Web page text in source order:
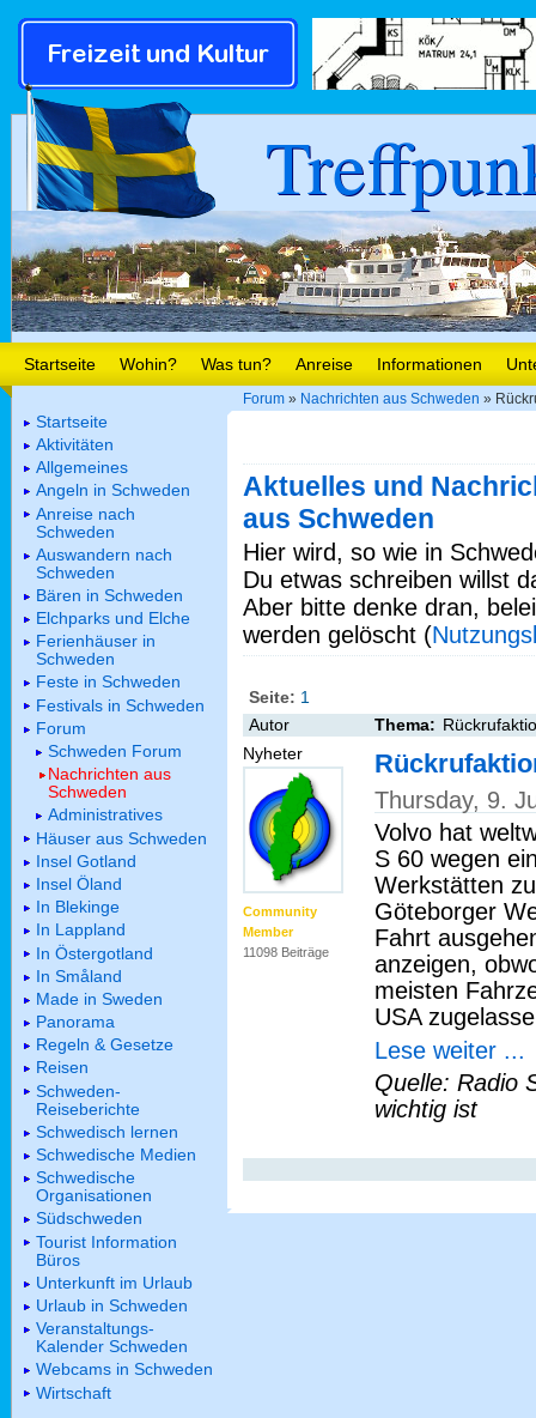
Startseite Wohin? Was tun? Anreise Informationen
Forum » Nachrichten aus Schweden »
Aktuelles und
aus Schweden
Hier wird, so wie in
Du etwas schreiben willst
Aber bitte denke dran,
werden gelöscht (
Seite: 1
Autor
Thema:
Nyheter
Community
Member
11098 Beiträge
Thursday, 9.
Volvo hat
S 60 wegen
Werkstätten
Göteborger
Fahrt
anzeigen,
meisten
USA
Lese weiter ...
Quelle: Radio
wichtig ist
Startseite
Aktivitäten
Allgemeines
Angeln in Schweden
Anreise nach
Schweden
Auswandern nach
Schweden
Bären in Schweden
Elchparks und Elche
Ferienhäuser in
Schweden
Feste in Schweden
Festivals in Schweden
Forum
Schweden Forum
Nachrichten aus
Schweden
Administratives
Häuser aus Schweden
Insel Gotland
Insel Öland
In Blekinge
In Lappland
In Östergotland
In Småland
Made in Sweden
Panorama
Regeln & Gesetze
Reisen
Schweden-
Reiseberichte
Schwedisch lernen
Schwedische Medien
Schwedische
Organisationen
Südschweden
Tourist Information
Büros
Unterkunft im Urlaub
Urlaub in Schweden
Veranstaltungs-
Kalender Schweden
Webcams in Schweden
Wirtschaft